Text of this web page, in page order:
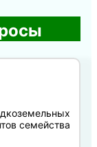
семейства